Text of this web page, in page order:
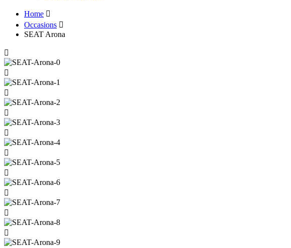
Home
Occasions
SEAT Arona